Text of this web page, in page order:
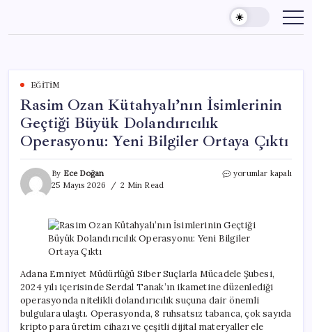
content
EĞITIM
Rasim Ozan Kütahyalı’nın İsimlerinin
Geçtiği Büyük Dolandırıcılık
Operasyonu: Yeni Bilgiler Ortaya Çıktı
By Ece Doğan
25 Mayıs 2026
2 Min Read
Rasim
Geçtiği
Büyük
Dolandırıcılık
Bilgiler
Ortaya
Çıktı
için
yorumlar kapalı
Adana Emniyet Müdürlüğü Siber Suçlarla Mücadele Şubesi,
2024 yılı içerisinde Serdal Tanak’ın ikametine düzenlediği
operasyonda nitelikli dolandırıcılık suçuna dair önemli
bulgulara ulaştı. Operasyonda, 8 ruhsatsız tabanca, çok sayıda
kripto para üretim cihazı ve çeşitli dijital materyaller ele